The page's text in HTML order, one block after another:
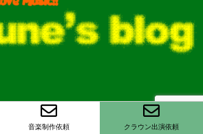
音楽制作依頼 クラウン出演依頼